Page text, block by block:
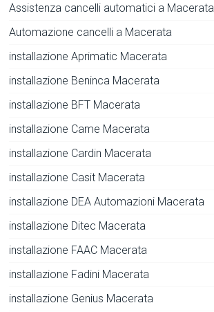
Assistenza cancelli automatici a Macerata
Automazione cancelli a Macerata
installazione Aprimatic Macerata
installazione Beninca Macerata
installazione BFT Macerata
installazione Came Macerata
installazione Cardin Macerata
installazione Casit Macerata
installazione DEA Automazioni Macerata
installazione Ditec Macerata
installazione FAAC Macerata
installazione Fadini Macerata
installazione Genius Macerata